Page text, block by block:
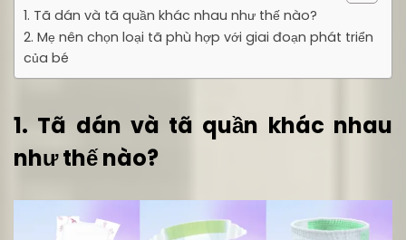
1. Tã dán và tã quần khác nhau như thế nào?
2. Mẹ nên chọn loại tã phù hợp với giai đoạn phát triển
của bé
1. Tã dán và tã quần khác nhau
như thế nào?